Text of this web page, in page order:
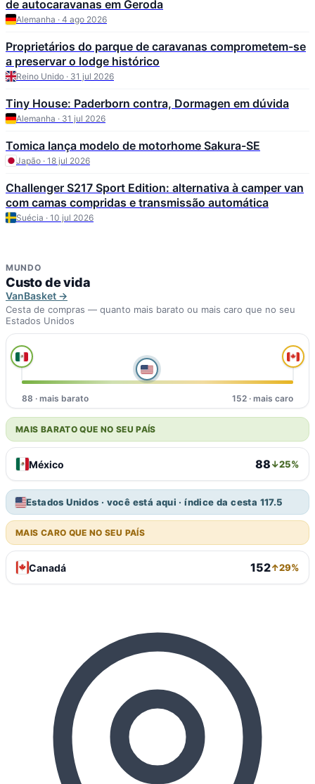
de autocaravanas em Geroda
Alemanha · 4 ago 2026
Proprietários do parque de caravanas comprometem-se
a preservar o lodge histórico
Reino Unido · 31 jul 2026
Tiny House: Paderborn contra, Dormagen em dúvida
Alemanha · 31 jul 2026
Tomica lança modelo de motorhome Sakura-SE
Japão · 18 jul 2026
Challenger S217 Sport Edition: alternativa à camper van
com camas compridas e transmissão automática
Suécia · 10 jul 2026
MUNDO
Custo de vida
VanBasket →
Cesta de compras — quanto mais barato ou mais caro que no seu
Estados Unidos
88 · mais barato 152 · mais caro
MAIS BARATO QUE NO SEU PAÍS
México 88↓25%
Estados Unidos · você está aqui · índice da cesta 117.5
MAIS CARO QUE NO SEU PAÍS
Canadá 152↑29%